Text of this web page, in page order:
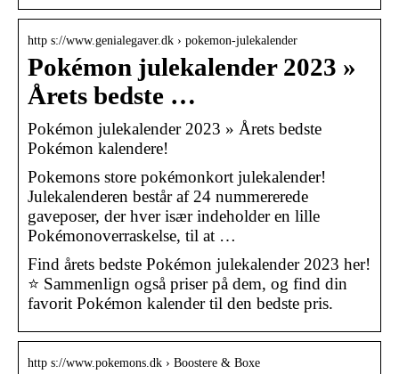
http s://www.genialegaver.dk › pokemon-julekalender
Pokémon julekalender 2023 »
Årets bedste …
Pokémon julekalender 2023 » Årets bedste
Pokémon kalendere!
Pokemons store pokémonkort julekalender!
Julekalenderen består af 24 nummererede
gaveposer, der hver især indeholder en lille
Pokémonoverraskelse, til at …
Find årets bedste Pokémon julekalender 2023 her!
⭐ Sammenlign også priser på dem, og find din
favorit Pokémon kalender til den bedste pris.
http s://www.pokemons.dk › Boostere & Boxe